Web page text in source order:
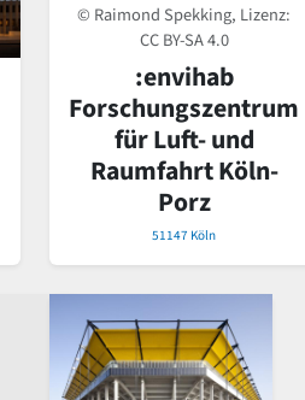
© Raimond Spekking, Lizenz:
CC BY-SA 4.0
:envihab
Forschungszentrum
für Luft- und
Raumfahrt Köln-
Porz
51147 Köln